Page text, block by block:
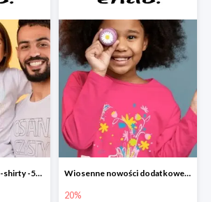
Wszystkie rodzinne t-shirty -50% Wiosenne nowości dodatkowe -20%
20%